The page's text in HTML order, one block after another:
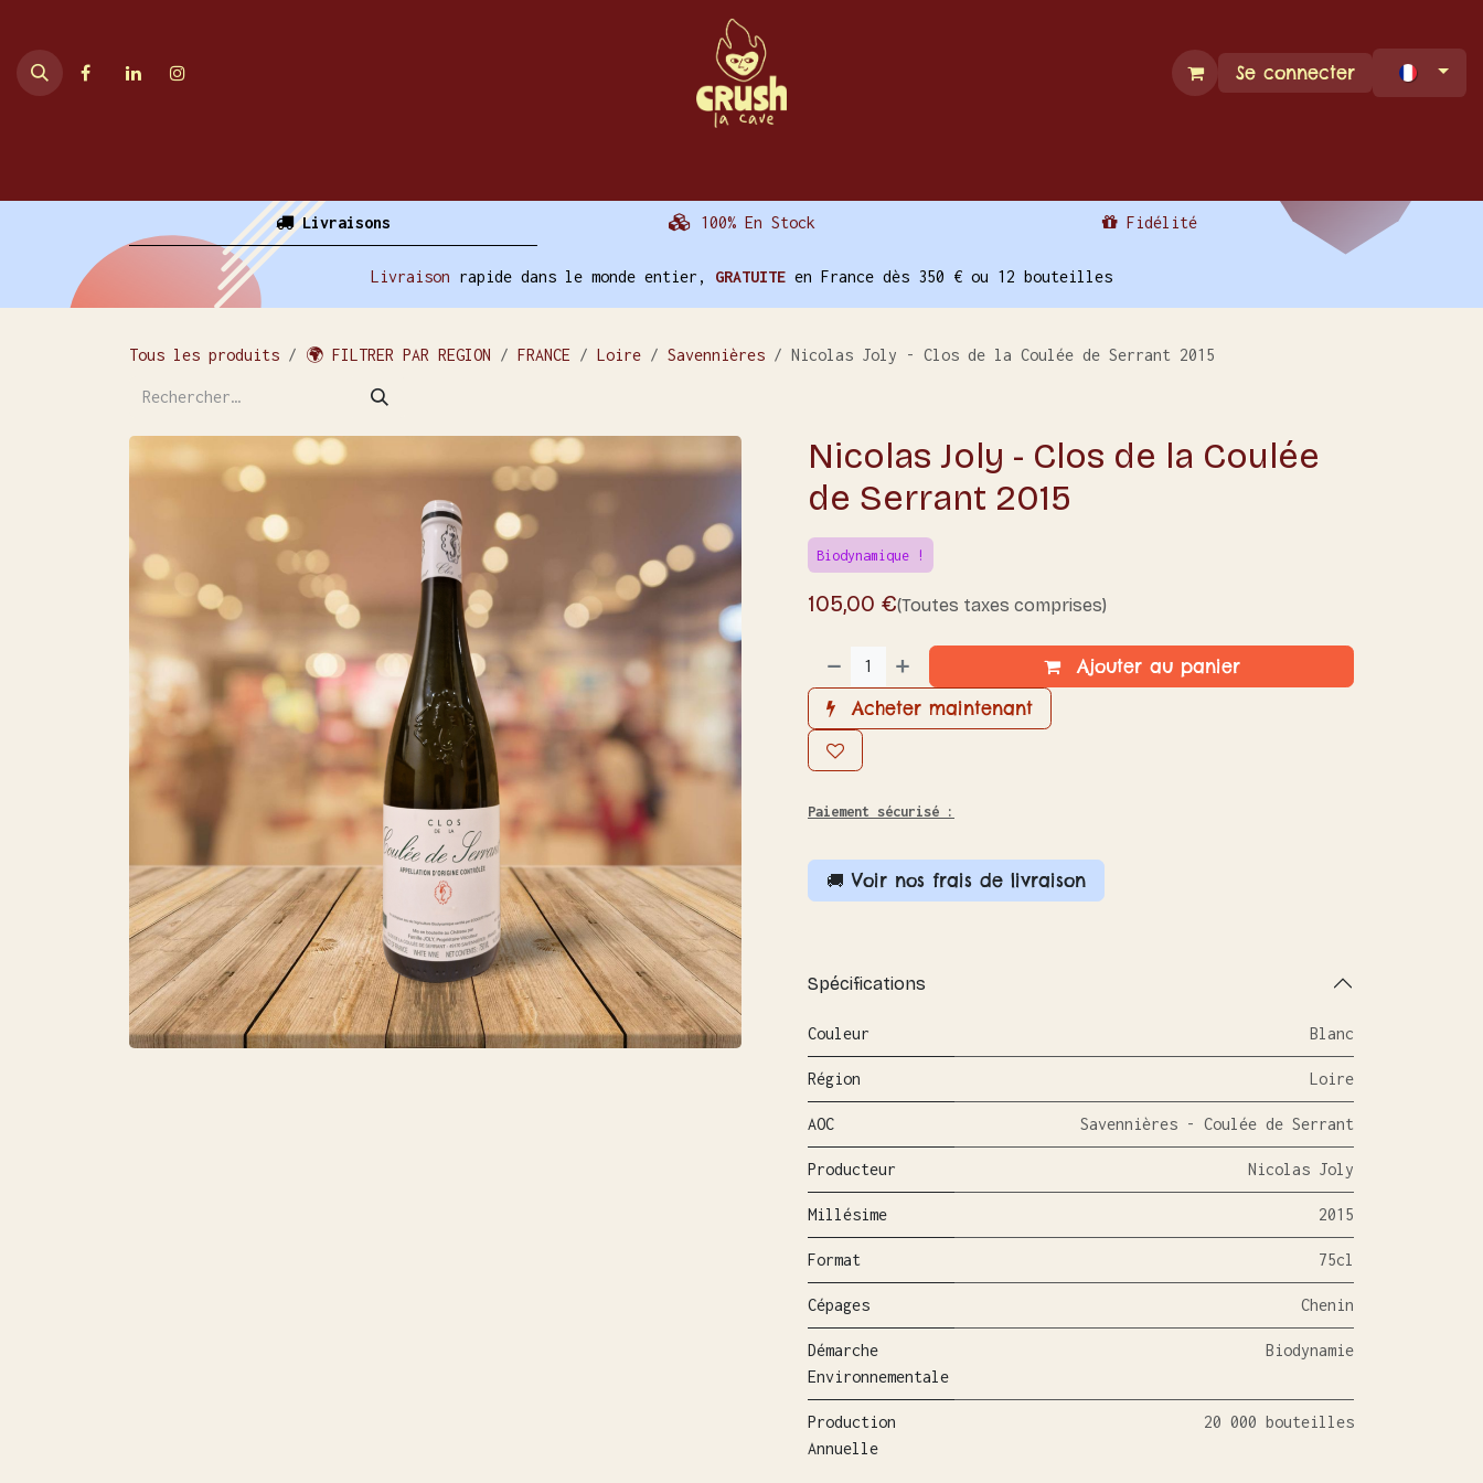
Se connecter
Livraisons 100% En Stock Fidélité
Livraison rapide dans le monde entier, GRATUITE en France dès 350 € ou 12 bouteilles
Tous les produits 🌍 FILTRER PAR REGION FRANCE Loire Savennières Nicolas Joly - Clos de la Coulée de Serrant 2015
Nicolas Joly - Clos de la Coulée
de Serrant 2015
Biodynamique !
105,00 €(Toutes taxes comprises)
Ajouter au panier
Acheter maintenant
Paiement sécurisé :
🚚 Voir nos frais de livraison
Spécifications
Couleur Blanc
Région Loire
AOC Savennières - Coulée de Serrant
Producteur Nicolas Joly
Millésime 2015
Format 75cl
Cépages Chenin
Démarche
Environnementale
Biodynamie
Production
Annuelle
20 000 bouteilles